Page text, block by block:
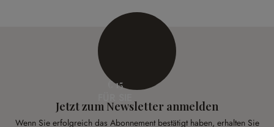
€ 15
Jetzt zum Newsletter anmelden
Wenn Sie erfolgreich das Abonnement bestätigt haben, erhalten Sie